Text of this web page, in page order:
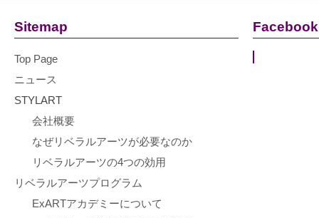
Sitemap
Top Page
ニュース
STYLART
会社概要
なぜリベラルアーツが必要なのか
リベラルアーツの4つの効用
リベラルアーツプログラム
ExARTアカデミーについて